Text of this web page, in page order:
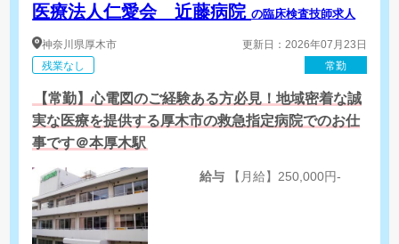
医療法人仁愛会 近藤病院の臨床検査技師求人
神奈川県厚木市
残業なし
更新日：2026年07月23日
常勤
【常勤】心電図のご経験ある方必見！地域密着な誠
実な医療を提供する厚木市の救急指定病院でのお仕
事です＠本厚木駅
給与 【月給】250,000円-